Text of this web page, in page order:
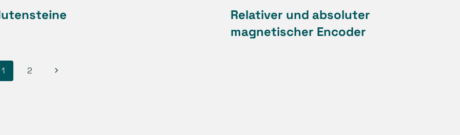
Relativer und absoluter
magnetischer Encoder
1 2
Nächste